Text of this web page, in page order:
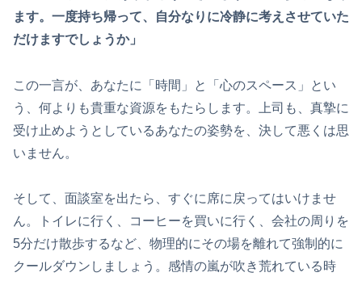
ます。一度持ち帰って、自分なりに冷静に考えさせていた
だけますでしょうか」
この一言が、あなたに「時間」と「心のスペース」とい
う、何よりも貴重な資源をもたらします。上司も、真摯に
受け止めようとしているあなたの姿勢を、決して悪くは思
いません。
そして、面談室を出たら、すぐに席に戻ってはいけませ
ん。トイレに行く、コーヒーを買いに行く、会社の周りを
5分だけ散歩するなど、物理的にその場を離れて強制的に
クールダウンしましょう。感情の嵐が吹き荒れている時